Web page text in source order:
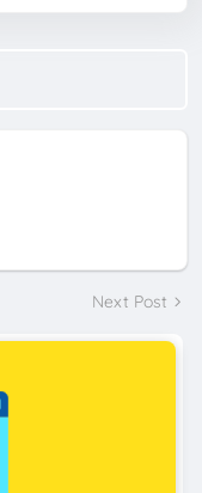
Next Post